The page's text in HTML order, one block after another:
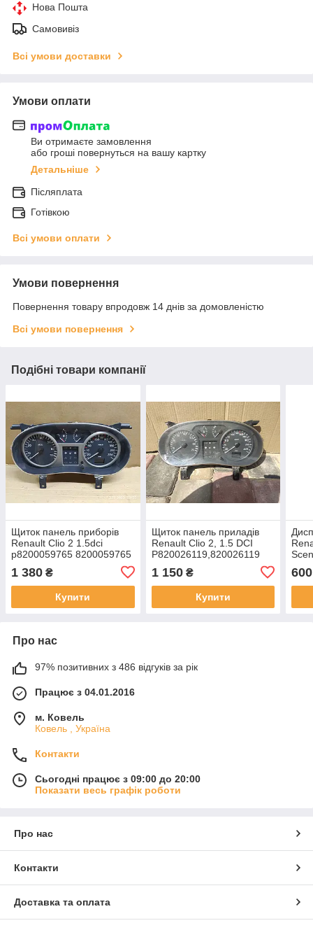
Нова Пошта
Самовивіз
Всі умови доставки
Умови оплати
Ви отримаєте замовлення
або гроші повернуться на вашу картку
Детальніше
Післяплата
Готівкою
Всі умови оплати
Умови повернення
Повернення товару впродовж 14 днів за домовленістю
Всі умови повернення
Подібні товари компанії
Щиток панель приборів
Renault Clio 2 1.5dci
p8200059765 8200059765
1 380 ₴
Купити
Щиток панель приладів
Renault Clio 2, 1.5 DCI
P820026119,820026119
1 150₴
Купити
600
Про нас
97% позитивних з 486 відгуків за рік
Працює з 04.01.2016
м. Ковель
Ковель , Україна
Контакти
Сьогодні працює з 09:00 до 20:00
Показати весь графік роботи
Про нас
Контакти
Доставка та оплата